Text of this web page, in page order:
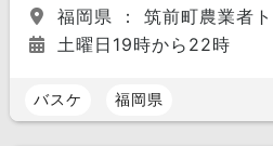
福岡県 ： 筑前町農業者
土曜日19時から22時
バスケ 福岡県